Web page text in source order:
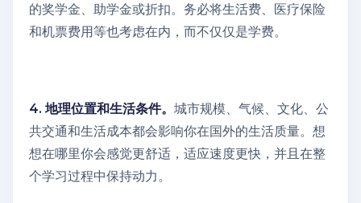
的奖学金、助学金或折扣。务必将生活费、医疗保险
和机票费用等也考虑在内，而不仅仅是学费。
4. 地理位置和生活条件。 城市规模、气候、文化、公
共交通和生活成本都会影响你在国外的生活质量。想
想在哪里你会感觉更舒适，适应速度更快，并且在整
个学习过程中保持动力。